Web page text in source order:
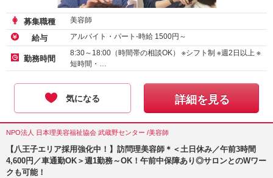
募集職種 美容師
給与 アルバイト・パート-時給 1500円～
勤務時間
8:30～18:00（時間帯の相談OK） ※シフト制 ※週2日以上 ※
短時間・…
気になる 詳細を見る
NPO法人 日本理美容福祉協会 武蔵野センター /美容師
【八王子エリア採用強化中！】訪問理美容師＊＜土日休み／午前3時間
4,600円／車通勤OK＞週1勤務～OK！午前中保障あり◎サロンとのWワー
クも可能！